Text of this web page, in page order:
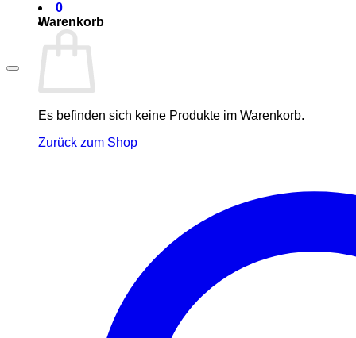
0
Warenkorb
Es befinden sich keine Produkte im Warenkorb.
Zurück zum Shop